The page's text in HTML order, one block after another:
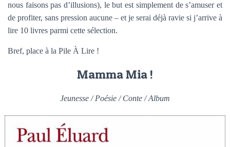
nous faisons pas d’illusions), le but est simplement de s’amuser et
de profiter, sans pression aucune – et je serai déjà ravie si j’arrive à
lire 10 livres parmi cette sélection.
Bref, place à la Pile À Lire !
Mamma Mia !
Jeunesse / Poésie / Conte / Album